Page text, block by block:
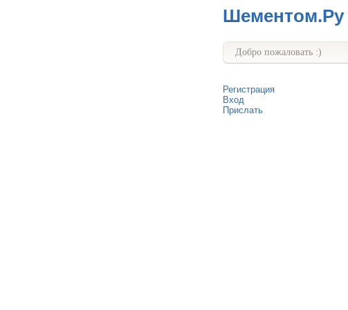
Шементом.Ру
Добро пожаловать :)
Регистрация
Вход
Прислать